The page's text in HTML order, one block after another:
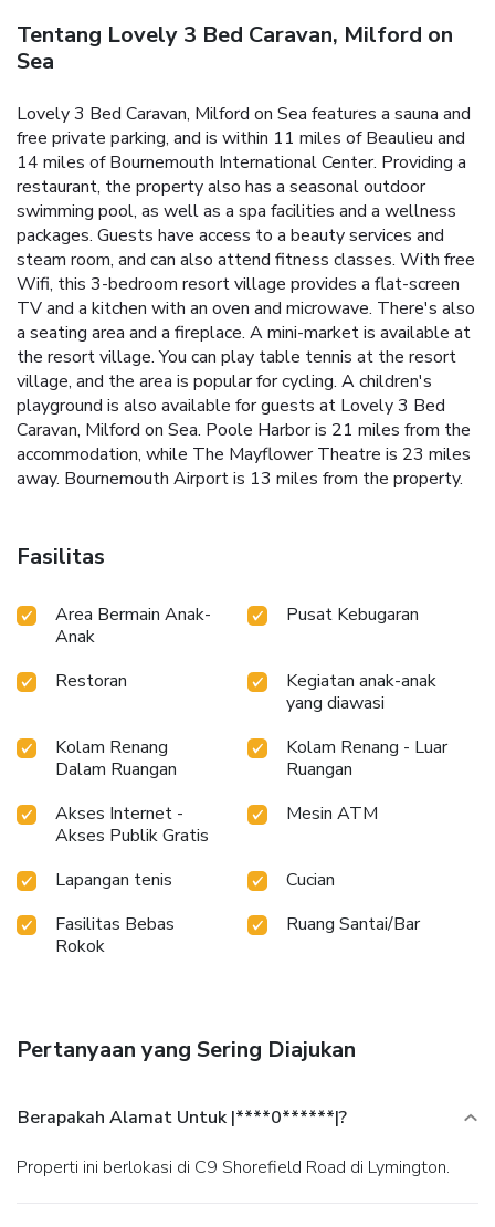
Tentang Lovely 3 Bed Caravan, Milford on
Sea
Lovely 3 Bed Caravan, Milford on Sea features a sauna and
free private parking, and is within 11 miles of Beaulieu and
14 miles of Bournemouth International Center. Providing a
restaurant, the property also has a seasonal outdoor
swimming pool, as well as a spa facilities and a wellness
packages. Guests have access to a beauty services and
steam room, and can also attend fitness classes. With free
Wifi, this 3-bedroom resort village provides a flat-screen
TV and a kitchen with an oven and microwave. There's also
a seating area and a fireplace. A mini-market is available at
the resort village. You can play table tennis at the resort
village, and the area is popular for cycling. A children's
playground is also available for guests at Lovely 3 Bed
Caravan, Milford on Sea. Poole Harbor is 21 miles from the
accommodation, while The Mayflower Theatre is 23 miles
away. Bournemouth Airport is 13 miles from the property.
Fasilitas
Area Bermain Anak-
Anak
Pusat Kebugaran
Restoran
Kegiatan anak-anak
yang diawasi
Kolam Renang
Dalam Ruangan
Kolam Renang - Luar
Ruangan
Akses Internet -
Akses Publik Gratis
Mesin ATM
Lapangan tenis
Cucian
Fasilitas Bebas
Rokok
Ruang Santai/Bar
Pertanyaan yang Sering Diajukan
Berapakah Alamat Untuk |****0******|?
Properti ini berlokasi di C9 Shorefield Road di Lymington.